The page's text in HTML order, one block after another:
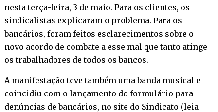
nesta terça-feira, 3 de maio. Para os clientes, os
sindicalistas explicaram o problema. Para os
bancários, foram feitos esclarecimentos sobre o
novo acordo de combate a esse mal que tanto atinge
os trabalhadores de todos os bancos.
A manifestação teve também uma banda musical e
coincidiu com o lançamento do formulário para
denúncias de bancários, no site do Sindicato (leia